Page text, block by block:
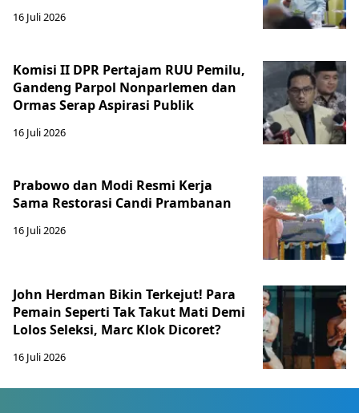
16 Juli 2026
Komisi II DPR Pertajam RUU Pemilu,
Gandeng Parpol Nonparlemen dan
Ormas Serap Aspirasi Publik
16 Juli 2026
Prabowo dan Modi Resmi Kerja
Sama Restorasi Candi Prambanan
16 Juli 2026
John Herdman Bikin Terkejut! Para
Pemain Seperti Tak Takut Mati Demi
Lolos Seleksi, Marc Klok Dicoret?
16 Juli 2026